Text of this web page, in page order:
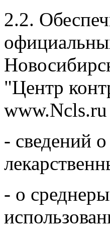
2.2.
"Центр
- сведений
- о